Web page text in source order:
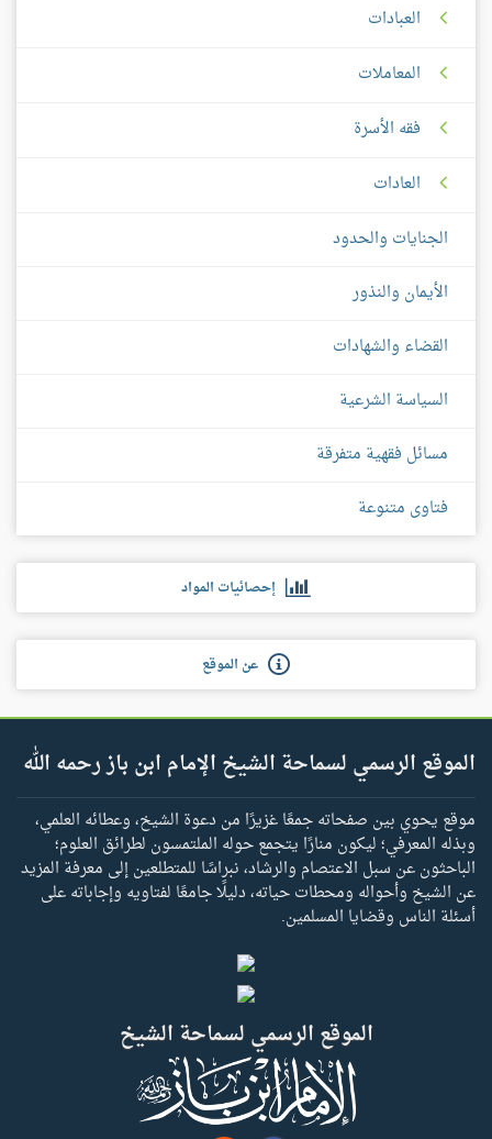
العبادات
المعاملات
فقه الأسرة
العادات
الجنايات والحدود
الأيمان والنذور
القضاء والشهادات
السياسة الشرعية
مسائل فقهية متفرقة
فتاوى متنوعة
إحصائيات المواد
عن الموقع
الموقع الرسمي لسماحة الشيخ الإمام ابن باز رحمه الله
موقع يحوي بين صفحاته جمعًا غزيرًا من دعوة الشيخ، وعطائه العلمي،
وبذله المعرفي؛ ليكون منارًا يتجمع حوله الملتمسون لطرائق العلوم؛
الباحثون عن سبل الاعتصام والرشاد، نبراسًا للمتطلعين إلى معرفة المزيد
عن الشيخ وأحواله ومحطات حياته، دليلًا جامعًا لفتاويه وإجاباته على
أسئلة الناس وقضايا المسلمين.
الموقع الرسمي لسماحة الشيخ